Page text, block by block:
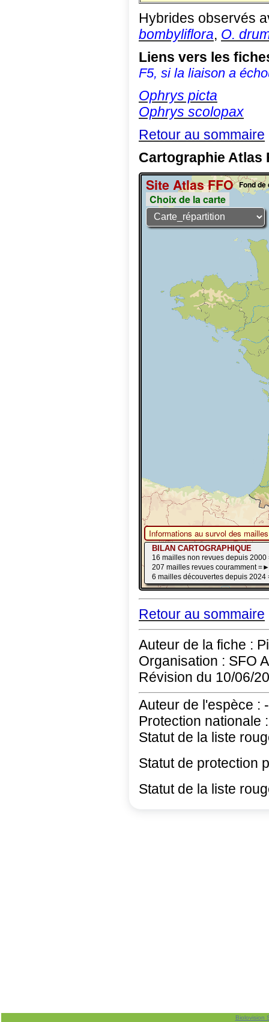
Hybrides observés
bombyliflora, O.
Liens vers les
F5, si la liaison a
Ophrys picta
Ophrys scolopax
Retour au sommaire
Cartographie Atlas
Retour au sommaire
Auteur de la fiche :
Organisation : SFO
Révision du 10/06/
Auteur de l'espèce : -
Protection nationale :
Statut de la liste
Statut de protection
Statut de la liste
Biolovision